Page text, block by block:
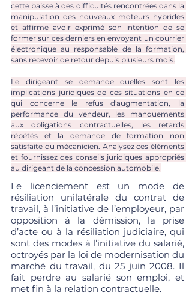
cette baisse à des difficultés rencontrées dans la
manipulation des nouveaux moteurs hybrides
et affirme avoir exprimé son intention de se
former sur ces derniers en envoyant un courrier
électronique au responsable de la formation,
sans recevoir de retour depuis plusieurs mois.
Le dirigeant se demande quelles sont les
implications juridiques de ces situations en ce
qui concerne le refus d'augmentation, la
performance du vendeur, les manquements
aux obligations contractuelles, les retards
répétés et la demande de formation non
satisfaite du mécanicien. Analysez ces éléments
et fournissez des conseils juridiques appropriés
au dirigeant de la concession automobile.
Le licenciement est un mode de
résiliation unilatérale du contrat de
travail, à l’initiative de l’employeur, par
opposition à la démission, la prise
d’acte ou à la résiliation judiciaire, qui
sont des modes à l’initiative du salarié,
octroyés par la loi de modernisation du
marché du travail, du 25 juin 2008. Il
fait perdre au salarié son emploi, et
met fin à la relation contractuelle.